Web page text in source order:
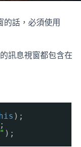
的話，必須使用
訊息視窗都包含在
);
);